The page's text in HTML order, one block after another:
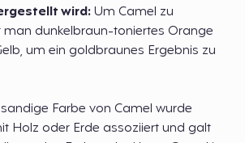
wird:Um Camel zu
man dunkelbraun-toniertes Orange
um ein goldbraunes Ergebnis zu
Farbe von Camel wurde
Holz oder Erde assoziiert und galt